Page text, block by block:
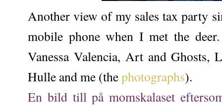
Another view of my sales tax party
mobile phone when I met the
Vanessa Valencia, Art and Ghosts,
Hulle and me (thephotographs).
En bild till på momskalaset